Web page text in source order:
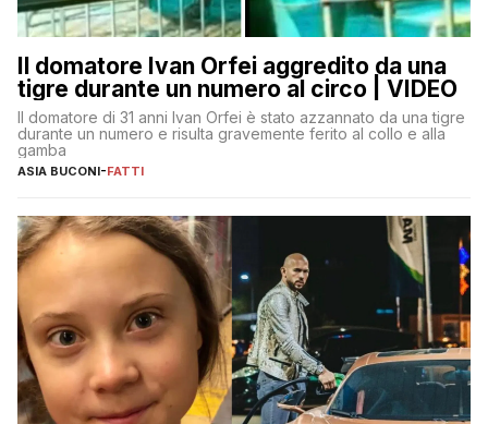
Il domatore Ivan Orfei aggredito da una
tigre durante un numero al circo | VIDEO
Il domatore di 31 anni Ivan Orfei è stato azzannato da una tigre
durante un numero e risulta gravemente ferito al collo e alla
gamba
ASIA BUCONI-FATTI